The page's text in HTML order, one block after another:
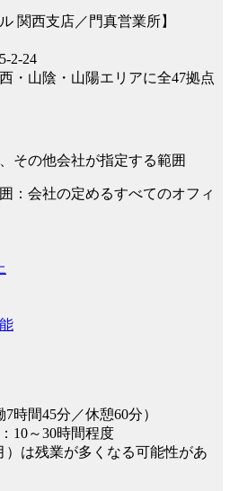
関西支店／門真営業所】
2-24
・山陰・山陽エリアに全47拠点
その他会社が指定する範囲
：会社の定めるすべてのオフィ
時間45分／休憩60分）
10～30時間程度
は残業が多くなる可能性があ